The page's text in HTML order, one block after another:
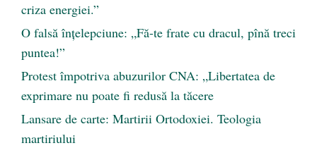
criza energiei.”
O falsă înțelepciune: „Fă-te frate cu dracul, pînă treci
puntea!”
Protest împotriva abuzurilor CNA: „Libertatea de
exprimare nu poate fi redusă la tăcere
Lansare de carte: Martirii Ortodoxiei. Teologia
martiriului